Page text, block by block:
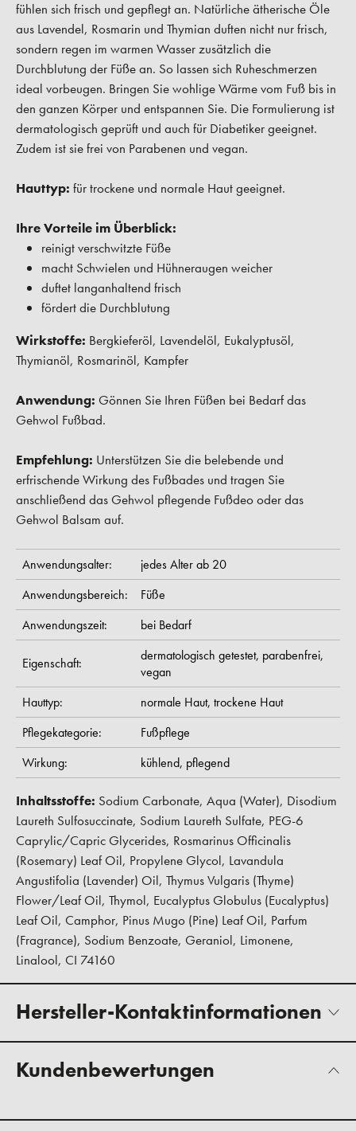
fühlen sich frisch und gepflegt an. Natürliche ätherische Öle
aus Lavendel, Rosmarin und Thymian duften nicht nur frisch,
sondern regen im warmen Wasser zusätzlich die
Durchblutung der Füße an. So lassen sich Ruheschmerzen
ideal vorbeugen. Bringen Sie wohlige Wärme vom Fuß bis in
den ganzen Körper und entspannen Sie. Die Formulierung ist
dermatologisch geprüft und auch für Diabetiker geeignet.
Zudem ist sie frei von Parabenen und vegan.
Hauttyp: für trockene und normale Haut geeignet.
Ihre Vorteile im Überblick:
reinigt verschwitzte Füße
macht Schwielen und Hühneraugen weicher
duftet langanhaltend frisch
fördert die Durchblutung
Wirkstoffe: Bergkieferöl, Lavendelöl, Eukalyptusöl,
Thymianöl, Rosmarinöl, Kampfer
Anwendung: Gönnen Sie Ihren Füßen bei Bedarf das
Gehwol Fußbad.
Empfehlung: Unterstützen Sie die belebende und
erfrischende Wirkung des Fußbades und tragen Sie
anschließend das Gehwol pflegende Fußdeo oder das
Gehwol Balsam auf.
Anwendungsalter:
jedes Alter ab 20
Anwendungsbereich:
Füße
Anwendungszeit:
bei Bedarf
Eigenschaft: dermatologisch getestet, parabenfrei,
vegan
Hauttyp:
normale Haut, trockene Haut
Pflegekategorie:
Fußpflege
Wirkung:
kühlend, pflegend
Inhaltsstoffe: Sodium Carbonate, Aqua (Water), Disodium
Laureth Sulfosuccinate, Sodium Laureth Sulfate, PEG-6
Caprylic/Capric Glycerides, Rosmarinus Officinalis
(Rosemary) Leaf Oil, Propylene Glycol, Lavandula
Angustifolia (Lavender) Oil, Thymus Vulgaris (Thyme)
Flower/Leaf Oil, Thymol, Eucalyptus Globulus (Eucalyptus)
Leaf Oil, Camphor, Pinus Mugo (Pine) Leaf Oil, Parfum
(Fragrance), Sodium Benzoate, Geraniol, Limonene,
Linalool, CI 74160
Hersteller-Kontaktinformationen
Kundenbewertungen